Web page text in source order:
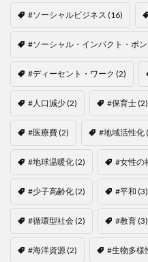
#ソーシャルビジネス (16)
#ソーシャル・インパクト・ボ
#ディーセント・ワーク (2)
#人口減少(2) #保育士(2)
#医療費(2) #地域活性化
#地球温暖化(2) #女性の
#少子高齢化(2) #平和 (3)
#循環型社会(2) #教育(3)
#海洋資源(2) #生物多様